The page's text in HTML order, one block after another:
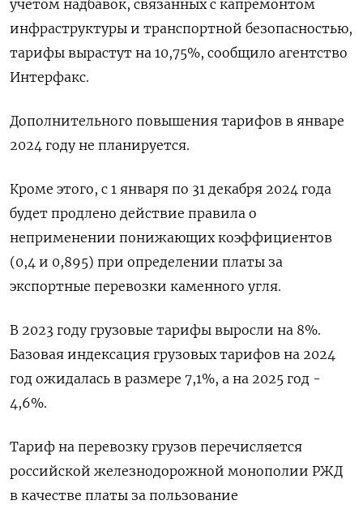
учетом надбавок, связанных с капремонтом
инфраструктуры и транспортной безопасностью,
тарифы вырастут на 10,75%, сообщило агентство
Интерфакс.
Дополнительного повышения тарифов в январе
2024 году не планируется.
Кроме этого, с 1 января по 31 декабря 2024 года
будет продлено действие правила о
неприменении понижающих коэффициентов
(0,4 и 0,895) при определении платы за
экспортные перевозки каменного угля.
В 2023 году грузовые тарифы выросли на 8%.
Базовая индексация грузовых тарифов на 2024
год ожидалась в размере 7,1%, а на 2025 год -
4,6%.
Тариф на перевозку грузов перечисляется
российской железнодорожной монополии РЖД
в качестве платы за пользование